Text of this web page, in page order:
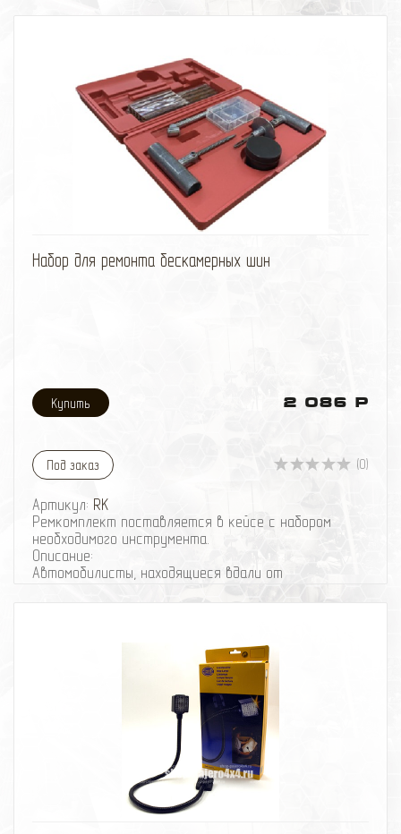
Набор для ремонта бескамерных шин
2 086 Р
Под заказ (0)
Артикул: RK
Ремкомплект поставляется в кейсе с набором
необходимого инструмента.
Описание:
Автомобилисты, находящиеся вдали от
собственноручного ремонта шины, испытывают
Действительно, альтернативой профессиональному
ремонту бескамерной шины может стать либо
замена шины на запасную, либо самостоятельный
ремонт в полевых условиях.
Предлагаем решение этой проблемы:
Набор для ремонта бескамерных шин!